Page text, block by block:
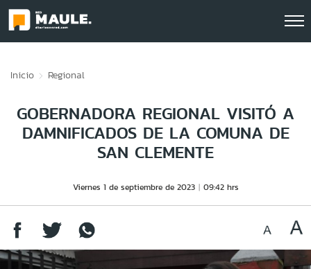
Inicio Regional
GOBERNADORA REGIONAL VISITÓ A
DAMNIFICADOS DE LA COMUNA DE
SAN CLEMENTE
Viernes 1 de septiembre de 2023 09:42 hrs